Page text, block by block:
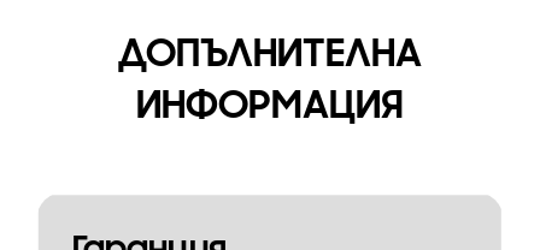
ДОПЪЛНИТЕЛНА
ИНФОРМАЦИЯ